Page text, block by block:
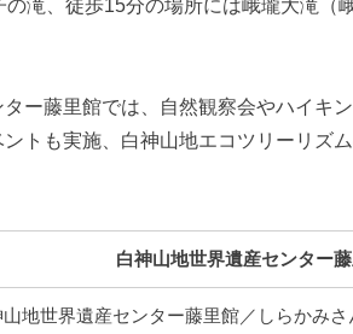
ー藤里館では、自然観察会やハイキ
トも実施、白神山地エコツリーリズ
白神山地世界遺産センター
山地世界遺産センター藤里館／しらかみ